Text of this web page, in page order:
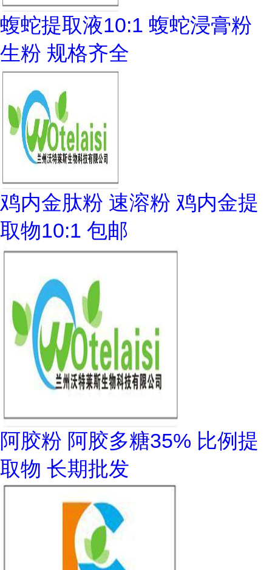
蝮蛇提取液10:1 蝮蛇浸膏粉
生粉 规格齐全
鸡内金肽粉 速溶粉 鸡内金提
取物10:1 包邮
阿胶粉 阿胶多糖35% 比例提
取物 长期批发